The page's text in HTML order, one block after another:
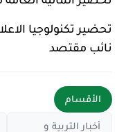
تحضير تكنولوجيا
نائب مقتصد
الأقسام
أخبار التربية و